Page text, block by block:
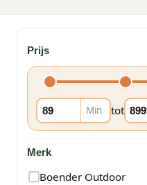
Prijs
Min tot
Merk
Boender Outdoor